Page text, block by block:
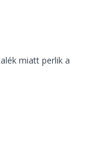
miatt perlik a